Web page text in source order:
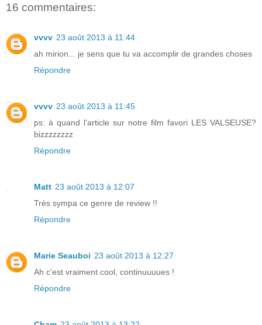
16 commentaires:
vvvv 23 août 2013 à 11:44
ah mirion... je sens que tu va accomplir de grandes choses
Répondre
vvvv 23 août 2013 à 11:45
ps: à quand l'article sur notre film favori LES VALSEUSE?
bizzzzzzzz
Répondre
Matt 23 août 2013 à 12:07
Très sympa ce genre de review !!
Répondre
Marie Seauboi 23 août 2013 à 12:27
Ah c'est vraiment cool, continuuuues !
Répondre